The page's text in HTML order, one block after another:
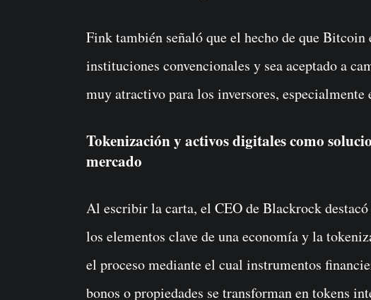
Fink también señaló que el hecho de que
instituciones convencionales y sea aceptado a
muy atractivo para los inversores, especialmente
Tokenización y activos digitales como
mercado
Al escribir la carta, el CEO de Blackrock
los elementos clave de una economía y la
el proceso mediante el cual instrumentos
bonos o propiedades se transforman en tokens